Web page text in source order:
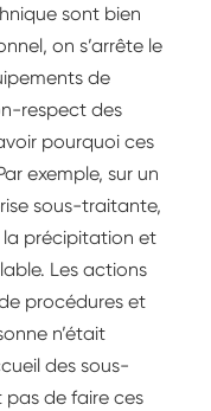
sont bien
on s’arrête le
de
respect des
pourquoi ces
exemple, sur un
sous-traitante,
la précipitation et
Les actions
procédures et
n’était
des sous-
de faire ces